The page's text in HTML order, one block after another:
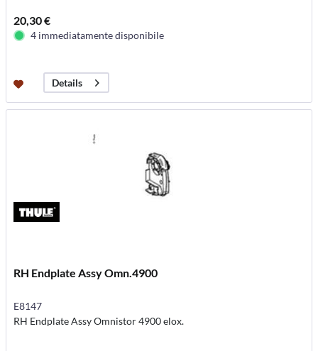
20,30 €
4 immediatamente disponibile
Details
RH Endplate Assy Omn.4900
E8147
RH Endplate Assy Omnistor 4900 elox.